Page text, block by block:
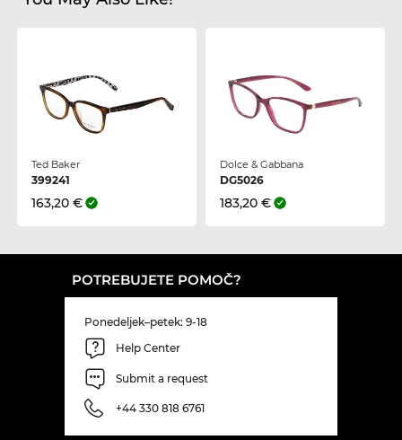
Ted Baker
399241
163,20 €
Dolce & Gabbana
DG5026
183,20 €
POTREBUJETE POMOČ?
Ponedeljek–petek: 9-18
Help Center
Submit a request
+44 330 818 6761